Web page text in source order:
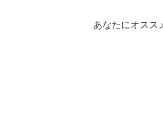
あなたにオスス